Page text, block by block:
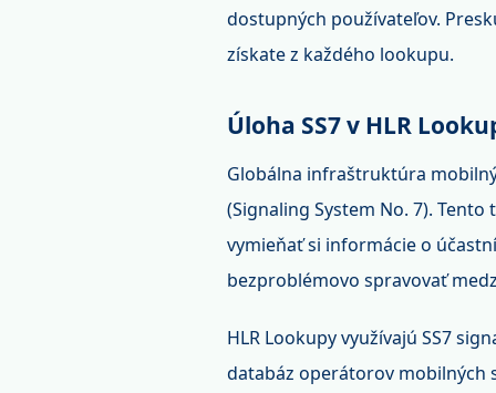
dostupných používateľov.
získate z každého lookupu.
Úloha SS7 v HLR
Globálna infraštruktúra
(Signaling System No. 7).
vymieňať si informácie o
bezproblémovo spravovať
HLR Lookupy využívajú SS7
databáz operátorov mobilných